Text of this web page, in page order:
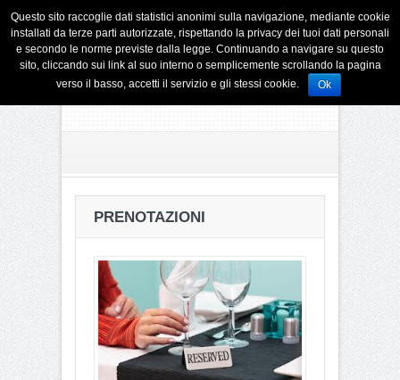
PRENOTAZIONI
Questo sito raccoglie dati statistici anonimi sulla navigazione, mediante cookie
installati da terze parti autorizzate, rispettando la privacy dei tuoi dati personali
e secondo le norme previste dalla legge. Continuando a navigare su questo
sito, cliccando sui link al suo interno o semplicemente scrollando la pagina
verso il basso, accetti il servizio e gli stessi cookie.
Ok